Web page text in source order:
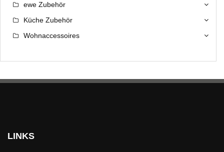
ewe Zubehör
Küche Zubehör
Wohnaccessoires
LINKS